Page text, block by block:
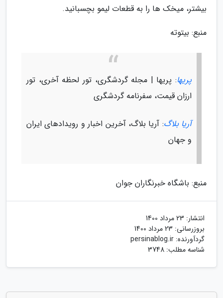
بیشتر، میخک ها را به قطعات لیمو بچسبانید.
منبع: بیتوته
پریها: پریها | مجله گردشگری، تور لحظه آخری، تور
ارزان قیمت، سفرنامه گردشگری
آریا بلاگ: آریا بلاگ، آخرین اخبار و رویدادهای ایران
و جهان
منبع: باشگاه خبرنگاران جوان
انتشار: 23 مرداد 1400
بروزرسانی: 23 مرداد 1400
گردآورنده: persinablog.ir
شناسه مطلب: 3748